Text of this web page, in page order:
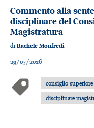
Commento alla
disciplinare del
Magistratura
diRachele Monfredi
29/07/2026
consiglio
disciplinare